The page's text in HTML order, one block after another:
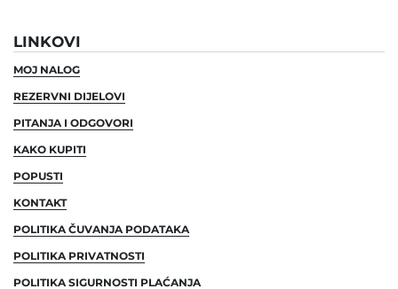
LINKOVI
MOJ NALOG
REZERVNI DIJELOVI
PITANJA I ODGOVORI
KAKO KUPITI
POPUSTI
KONTAKT
POLITIKA ČUVANJA PODATAKA
POLITIKA PRIVATNOSTI
POLITIKA SIGURNOSTI PLAĆANJA